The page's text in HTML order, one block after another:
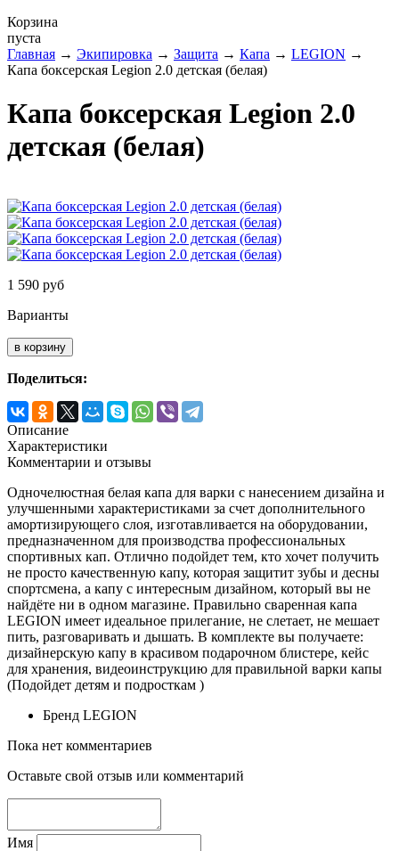
Корзина
пуста
Главная → Экипировка → Защита → Капа → LEGION →
Капа боксерская Legion 2.0 детская (белая)
Капа боксерская Legion 2.0
детская (белая)
1 590 руб
Варианты
Поделиться:
Описание
Характеристики
Комментарии и отзывы
Одночелюстная белая капа для варки с нанесением дизайна и
улучшенными характеристиками за счет дополнительного
амортизирующего слоя, изготавливается на оборудовании,
предназначенном для производства профессиональных
спортивных кап. Отлично подойдет тем, кто хочет получить
не просто качественную капу, которая защитит зубы и десны
спортсмена, а капу с интересным дизайном, который вы не
найдёте ни в одном магазине. Правильно сваренная капа
LEGION имеет идеальное прилегание, не слетает, не мешает
пить, разговаривать и дышать. В комплекте вы получаете:
дизайнерскую капу в красивом подарочном блистере, кейс
для хранения, видеоинструкцию для правильной варки капы
(Подойдет детям и подросткам )
Бренд LEGION
Пока нет комментариев
Оставьте свой отзыв или комментарий
Имя